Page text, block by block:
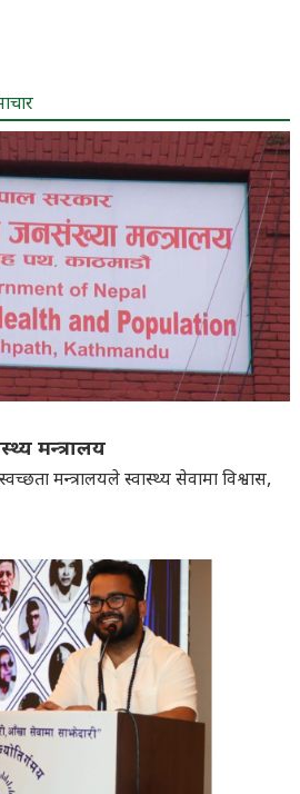
मन्त्रालय
मन्त्रालयले स्वास्थ्य सेवामा विश्वास,